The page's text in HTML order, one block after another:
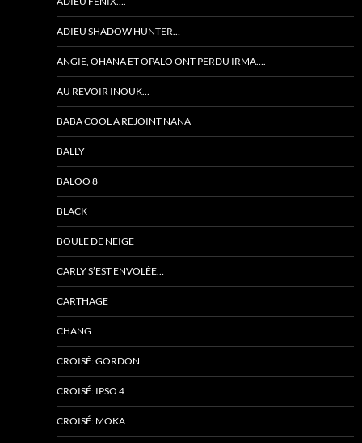
ADIEU SHADOW HUNTER…
ANGIE, OHANA ET OPALO ONT PERDU IRMA….
AU REVOIR INOUK…
BABA COOL A REJOINT NANA
BALLY
BALOO 8
BLACK
BOULE DE NEIGE
CARLY S’EST ENVOLÉE…
CARTHAGE
CHANG
CROISÉ: GORDON
CROISÉ: IPSO 4
CROISÉ: MOKA